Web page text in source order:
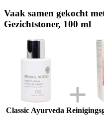
Vaak samen gekocht
Gezichtstoner, 100 ml
Classic Ayurveda